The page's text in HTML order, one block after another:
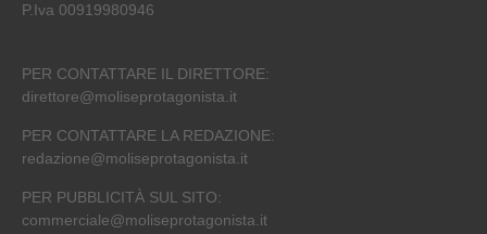
P.Iva 00919980946
PER CONTATTARE IL DIRETTORE:
direttore@moliseprotagonista.it
PER CONTATTARE LA REDAZIONE:
redazione@moliseprotagonista.it
PER PUBBLICITÀ SUL SITO:
commerciale@moliseprotagonista.it